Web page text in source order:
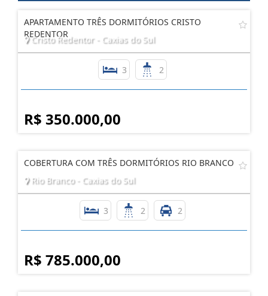
APARTAMENTO TRÊS DORMITÓRIOS CRISTO
REDENTOR
Cristo Redentor - Caxias do Sul
3 2
R$ 350.000,00
COBERTURA COM TRÊS DORMITÓRIOS RIO BRANCO
Rio Branco - Caxias do Sul
3 2 2
R$ 785.000,00